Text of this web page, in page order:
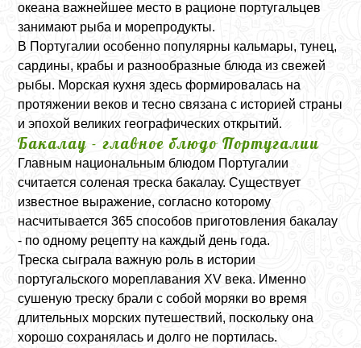
океана важнейшее место в рационе португальцев
занимают рыба и морепродукты.
В Португалии особенно популярны кальмары, тунец,
сардины, крабы и разнообразные блюда из свежей
рыбы. Морская кухня здесь формировалась на
протяжении веков и тесно связана с историей страны
и эпохой великих географических открытий.
Бакалау - главное блюдо Португалии
Главным национальным блюдом Португалии
считается соленая треска бакалау. Существует
известное выражение, согласно которому
насчитывается 365 способов приготовления бакалау
- по одному рецепту на каждый день года.
Треска сыграла важную роль в истории
португальского мореплавания XV века. Именно
сушеную треску брали с собой моряки во время
длительных морских путешествий, поскольку она
хорошо сохранялась и долго не портилась.